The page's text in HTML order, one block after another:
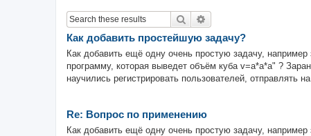
Search
Как добавить простейшую задачу?
Как добавить ещё одну очень простую задачу,
программу, которая выведет объём куба v=a*a*a" ?
научились регистрировать пользователей, отправлять
Re: Вопрос по применению
Как добавить ещё одну очень простую задачу,